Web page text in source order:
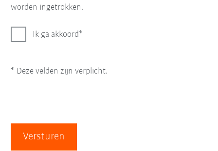
worden ingetrokken.
Ik ga akkoord
* Deze velden zijn verplicht.
Versturen